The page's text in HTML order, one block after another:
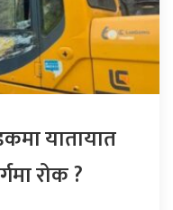
यातायात
रोक ?